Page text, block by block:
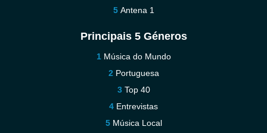
Antena 1
Principais 5 Géneros
Música do Mundo
Portuguesa
Top 40
Entrevistas
Música Local